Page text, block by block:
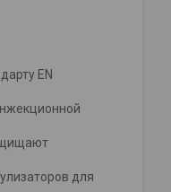
EN
для